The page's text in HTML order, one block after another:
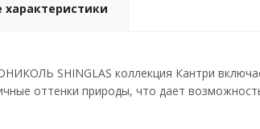
характеристики
SHINGLAS коллекция Кантри
оттенки природы, что дает